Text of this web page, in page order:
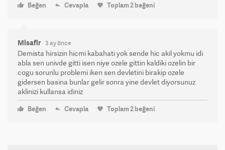
Beğen Cevapla Toplam2beğeni
Misafir 3 ay önce
Demista hirsizin hicmi kabahati yok sende hic akil yokmu idi
abla sen univde gitti isen niye ozele gittin kaldiki ozelin bir
cogu sorunlu problemi iken sen devletini birakip ozele
gidersen basina bunlar gelir sonra yine devlet diyorsunuz
aklinizi kullansa idiniz
Beğen Cevapla Toplam2beğeni